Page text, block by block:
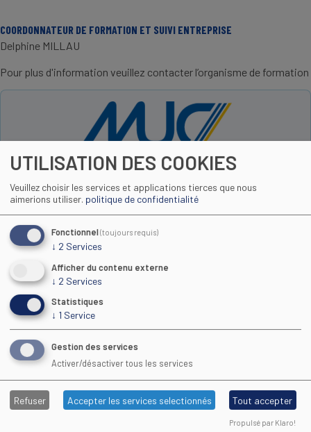
COORDONNATEUR DE FORMATION ET SUIVI ENTREPRISE
Delphine MILLAU
Pour plus d'information veuillez contacter l’organisme de formation
formation@mucomnisports.fr
http://www.mucformation.fr
04 99 58 80 41
Maison Régionale des Sports
1039 rue Georges Méliès CS 37093
UTILISATION DES COOKIES
Veuillez choisir les services et applications tierces que nous
aimerions utiliser. politique de confidentialité
Fonctionnel(toujours requis)
↓ 2 Services
Afficher du contenu externe
↓ 2 Services
Statistiques
↓ 1 Service
Gestion des services
Activer/désactiver tous les services
Refuser Accepter les services selectionnés Tout accepter
Propulsé par Klaro!